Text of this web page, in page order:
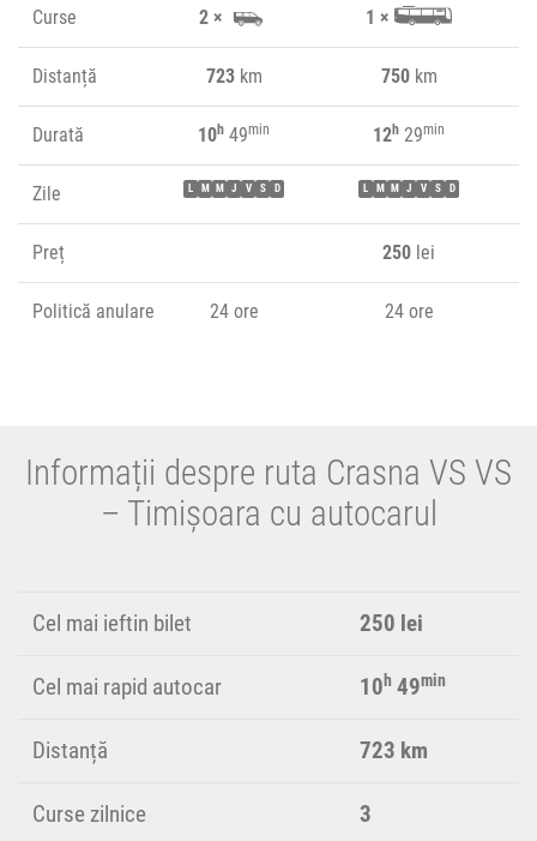
Curse 2 × 1 ×
Distanță 723km 750km
Durată 10h 49min 12h 29min
Zile L M M J V S D L M M J V S D
Preț 250 lei
Politică anulare 24 ore 24 ore
Informații despre ruta Crasna VS VS
– Timișoara cu autocarul
Cel mai ieftin bilet 250 lei
Cel mai rapid autocar 10h 49min
Distanță 723 km
Curse zilnice 3